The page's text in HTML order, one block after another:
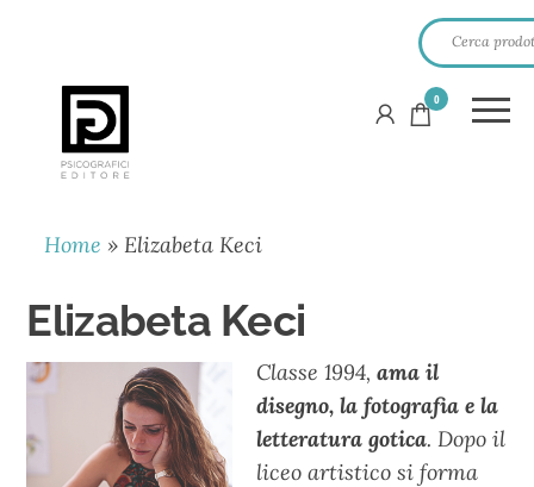
PSICOGRAFICI
EDITORE
0
Home »Elizabeta Keci
Elizabeta Keci
Classe 1994, ama il
disegno, la fotografia e la
letteratura gotica. Dopo il
liceo artistico si forma